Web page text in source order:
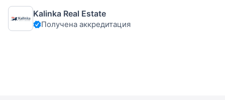
AD Magazine, — не просто метры, а законченное
архитектурное высказывание. 1 уровень: гостиная с
действующим камином и столовой зоной, отдельная кухня,
Kalinka Real Estate
Получена аккредитация